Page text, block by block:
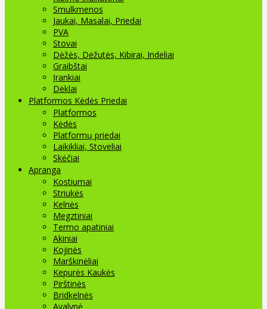
Smulkmenos
Jaukai, Masalai, Priedai
PVA
Stovai
Dėžės, Dėžutės, Kibirai, Indeliai
Graibštai
Įrankiai
Dėklai
Platformos Kėdės Priedai
Platformos
Kėdės
Platformų priedai
Laikikliai, Stoveliai
Skėčiai
Apranga
Kostiumai
Striukės
Kelnės
Megztiniai
Termo apatiniai
Akiniai
Kojinės
Marškinėliai
Kepurės Kaukės
Pirštinės
Bridkelnės
Avalynė